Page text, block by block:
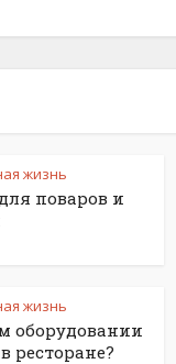
жизнь
поваров и
жизнь
оборудовании
ресторане?